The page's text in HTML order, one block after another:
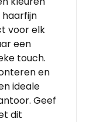
voor elk
een
touch.
en
ideale
Geef
dit